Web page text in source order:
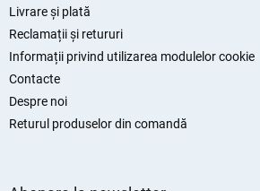
Livrare și plată
Reclamații și retururi
Informații privind utilizarea modulelor cookie
Contacte
Despre noi
Returul produselor din comandă